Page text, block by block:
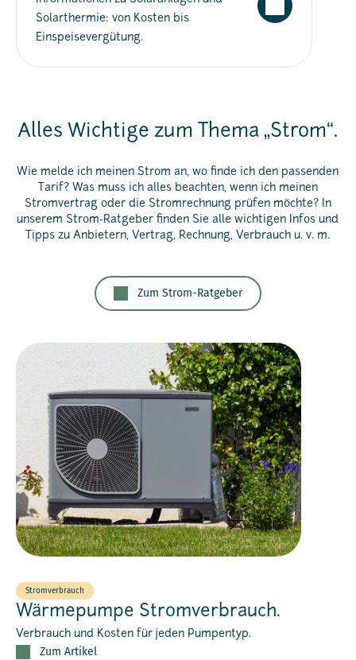
Solarthermie: von Kosten bis
Einspeisevergütung.
Alles Wichtige zum Thema „Strom“.
Wie melde ich meinen Strom an, wo finde ich den passenden
Tarif? Was muss ich alles beachten, wenn ich meinen
Stromvertrag oder die Stromrechnung prüfen möchte? In
unserem Strom-Ratgeber finden Sie alle wichtigen Infos und
Tipps zu Anbietern, Vertrag, Rechnung, Verbrauch u. v. m.
Zum Strom-Ratgeber
Stromverbrauch
Wärmepumpe Stromverbrauch.
Verbrauch und Kosten für jeden Pumpentyp.
Zum Artikel